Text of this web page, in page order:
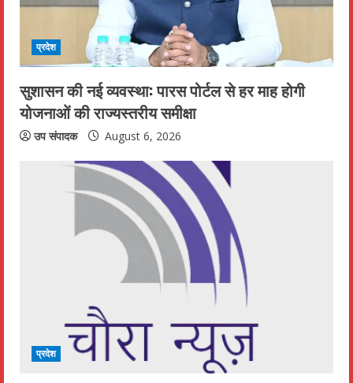
n
g
प्रदेश
सुशासन की नई व्यवस्था: पारस पोर्टल से हर माह होगी
योजनाओं की राज्यस्तरीय समीक्षा
उप संपादक August 6, 2026
प्रदेश